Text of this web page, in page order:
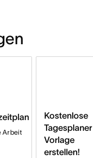
Arbeit
Kostenlose
Tagesplaner
Vorlage
erstellen!